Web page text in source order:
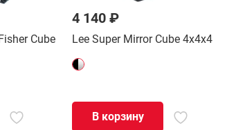
Cube
4 140 ₽
Lee Super Mirror Cube 4x4x4
В корзину